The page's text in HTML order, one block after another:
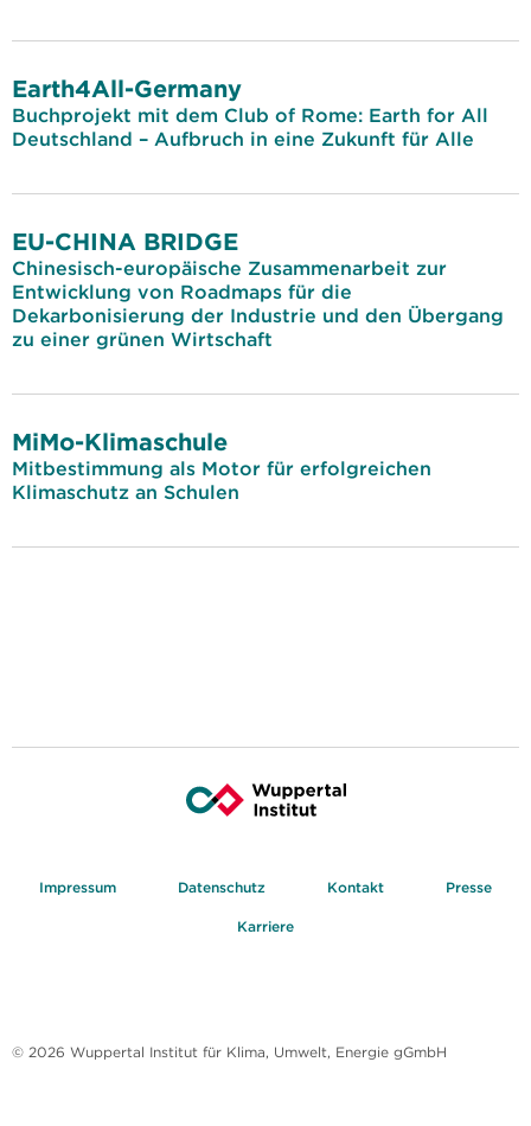
Earth4All-Germany
Buchprojekt mit dem Club of Rome: Earth for All
Deutschland – Aufbruch in eine Zukunft für Alle
EU-CHINA BRIDGE
Chinesisch-europäische Zusammenarbeit zur
Entwicklung von Roadmaps für die
Dekarbonisierung der Industrie und den Übergang
zu einer grünen Wirtschaft
MiMo-Klimaschule
Mitbestimmung als Motor für erfolgreichen
Klimaschutz an Schulen
Impressum Datenschutz Kontakt Presse
Karriere
© 2026 Wuppertal Institut für Klima, Umwelt, Energie gGmbH